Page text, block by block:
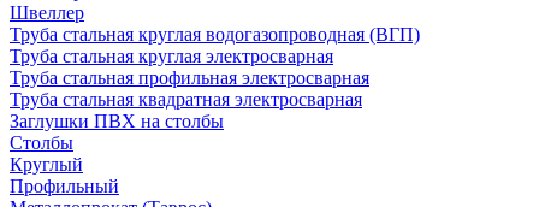
Швеллер
Труба стальная круглая водогазопроводная (ВГП)
Труба стальная круглая электросварная
Труба стальная профильная электросварная
Труба стальная квадратная электросварная
Заглушки ПВХ на столбы
Столбы
Круглый
Профильный